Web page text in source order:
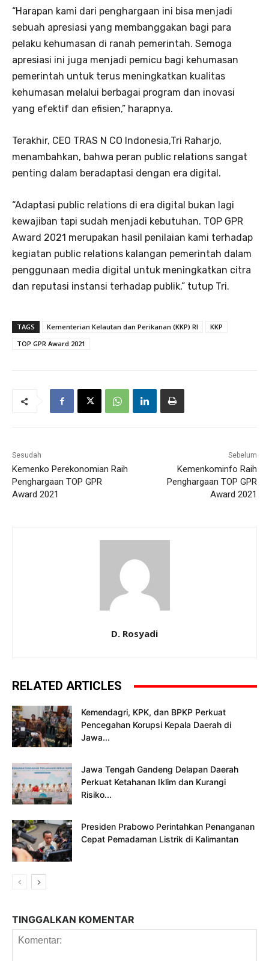
“Harapan kami dari penghargaan ini bisa menjadi
sebuah apresiasi yang membanggakan bagi para
pelaku kehumasan di ranah pemerintah. Semoga
apresiasi ini juga menjadi pemicu bagi kehumasan
pemerintah untuk terus meningkatkan kualitas
kehumasan melalui berbagai program dan inovasi
yang efektif dan efisien,” harapnya.
Terakhir, CEO TRAS N CO Indonesia,Tri Raharjo,
menambahkan, bahwa peran public relations sangat
penting dalam beradaptasi dengan era digital.
“Adaptasi public relations di era digital bukan lagi
kewajiban tapi sudah menjadi kebutuhan. TOP GPR
Award 2021 merupakan hasil penilaian kami terhadap
kegiatan public relations kalangan pemerintah dalam
penggunaan media digital untuk meningkatkan citra
dan reputasi instansi terhadap publik,” tutup Tri.
TAGS Kementerian Kelautan dan Perikanan (KKP) RI
KKP
TOP GPR Award 2021
Sesudah
Kemenko Perekonomian Raih
Penghargaan TOP GPR
Award 2021
Sebelum
Kemenkominfo Raih
Penghargaan TOP GPR
Award 2021
D. Rosyadi
RELATED ARTICLES
Kemendagri, KPK, dan BPKP Perkuat
Pencegahan Korupsi Kepala Daerah di
Jawa...
Jawa Tengah Gandeng Delapan Daerah
Perkuat Ketahanan Iklim dan Kurangi
Risiko...
Presiden Prabowo Perintahkan Penanganan
Cepat Pemadaman Listrik di Kalimantan
TINGGALKAN KOMENTAR